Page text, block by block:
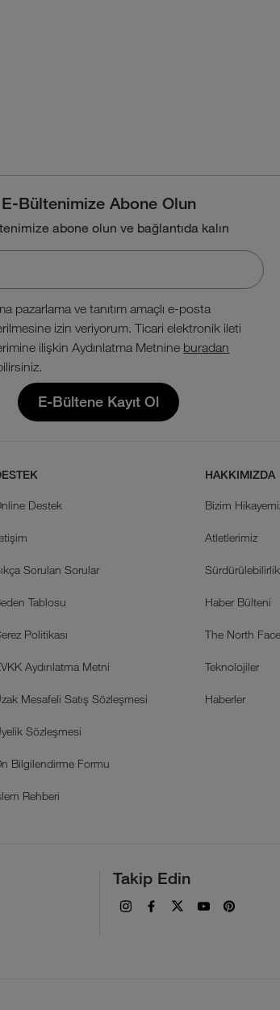
E-Bültenimize Abone Olun
abone olun ve bağlantıda kalın
pazarlama ve tanıtım amaçlı e-posta
izin veriyorum. Ticari elektronik ileti
ilişkin Aydınlatma Metnine buradan
E-Bültene Kayıt Ol
Destek
Sorulan Sorular
Tablosu
Politikası
Aydınlatma Metni
Mesafeli Satış Sözleşmesi
Sözleşmesi
Bilgilendirme Formu
Rehberi
HAKKIMIZDA
Bizim
Atletlerimiz
Sürdürülebilirlik
Haber Bülteni
The North
Teknolojiler
Haberler
Takip Edin